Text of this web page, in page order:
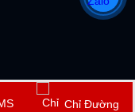
rights reserved. Design by
Chỉ Đường